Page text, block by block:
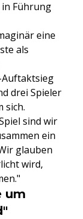
Führung
eine
als
Auftaktsieg
drei Spieler
sich.
sind wir
ein
glauben
wird,
um